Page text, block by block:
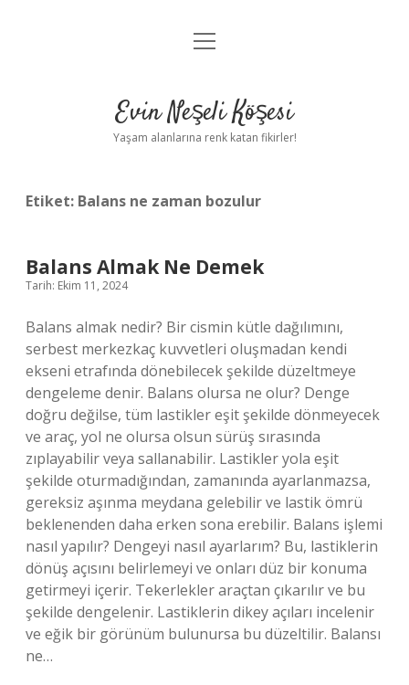
Anasayfa
Yasal Uyarı
menüyü
Evin Neşeli Köşesi
Yaşam alanlarına renk katan fikirler!
Etiket: Balans ne zaman bozulur
Balans Almak Ne Demek
Tarih: Ekim 11, 2024
Balans almak nedir? Bir cismin kütle dağılımını,
serbest merkezkaç kuvvetleri oluşmadan kendi
ekseni etrafında dönebilecek şekilde düzeltmeye
dengeleme denir. Balans olursa ne olur? Denge
doğru değilse, tüm lastikler eşit şekilde dönmeyecek
ve araç, yol ne olursa olsun sürüş sırasında
zıplayabilir veya sallanabilir. Lastikler yola eşit
şekilde oturmadığından, zamanında ayarlanmazsa,
gereksiz aşınma meydana gelebilir ve lastik ömrü
beklenenden daha erken sona erebilir. Balans işlemi
nasıl yapılır? Dengeyi nasıl ayarlarım? Bu, lastiklerin
dönüş açısını belirlemeyi ve onları düz bir konuma
getirmeyi içerir. Tekerlekler araçtan çıkarılır ve bu
şekilde dengelenir. Lastiklerin dikey açıları incelenir
ve eğik bir görünüm bulunursa bu düzeltilir. Balansı
ne…